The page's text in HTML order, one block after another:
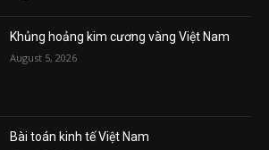
Khủng hoảng kim cương vàng Việt Nam
August 5, 2026
Bài toán kinh tế Việt Nam